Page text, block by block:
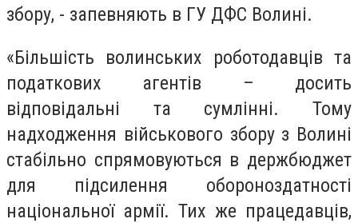
збору, - запевняють в ГУ ДФС Волині.
«Більшість волинських роботодавців та
податкових агентів – досить
відповідальні та сумлінні. Тому
надходження військового збору з Волині
стабільно спрямовуються в держбюджет
для підсилення обороноздатності
національної армії. Тих же працедавців,